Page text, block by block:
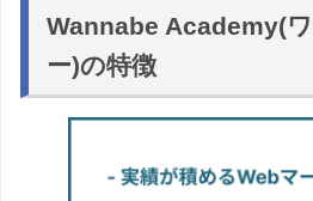
Wannabe Academy(
ー)の特徴